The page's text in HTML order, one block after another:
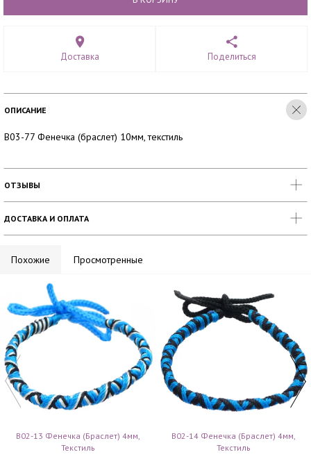
Доставка Поделиться
ОПИСАНИЕ
B03-77 Фенечка (браслет) 10мм, текстиль
ОТЗЫВЫ
ДОСТАВКА И ОПЛАТА
Похожие Просмотренные
B02-13 Фенечка (браслет) 4мм,
Текстиль
B02-14 Фенечка (браслет) 4мм,
Текстиль